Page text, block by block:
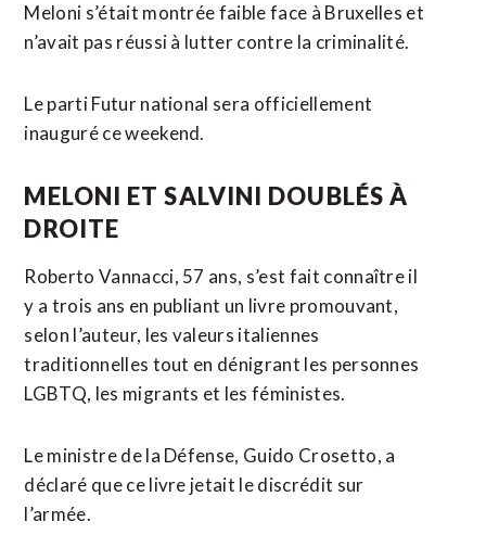
Meloni s’était montrée faible face à Bruxelles et
n’avait pas réussi à lutter contre la criminalité.
Le parti Futur national sera officiellement
inauguré ce weekend.
MELONI ET SALVINI DOUBLÉS À
DROITE
Roberto Vannacci, 57 ans, s’est fait connaître il
y a trois ans en publiant un livre promouvant,
selon l’auteur, les valeurs italiennes
traditionnelles tout en dénigrant les personnes
LGBTQ, les migrants et les féministes.
Le ministre de la Défense, Guido Crosetto, a
déclaré que ce livre jetait le discrédit sur
l’armée.